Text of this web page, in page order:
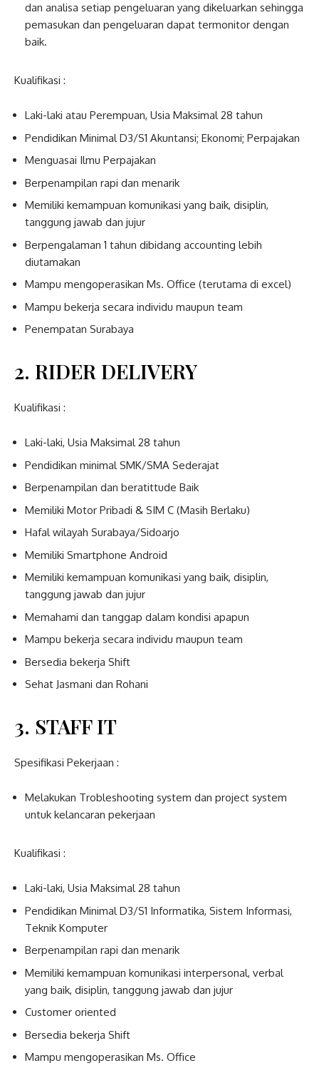
dan analisa setiap pengeluaran yang dikeluarkan sehingga
pemasukan dan pengeluaran dapat termonitor dengan
baik.
Kualifikasi :
Laki-laki atau Perempuan, Usia Maksimal 28 tahun
Pendidikan Minimal D3/S1 Akuntansi; Ekonomi; Perpajakan
Menguasai Ilmu Perpajakan
Berpenampilan rapi dan menarik
Memiliki kemampuan komunikasi yang baik, disiplin,
tanggung jawab dan jujur
Berpengalaman 1 tahun dibidang accounting lebih
diutamakan
Mampu mengoperasikan Ms. Office (terutama di excel)
Mampu bekerja secara individu maupun team
Penempatan Surabaya
2. RIDER DELIVERY
Kualifikasi :
Laki-laki, Usia Maksimal 28 tahun
Pendidikan minimal SMK/SMA Sederajat
Berpenampilan dan beratittude Baik
Memiliki Motor Pribadi & SIM C (Masih Berlaku)
Hafal wilayah Surabaya/Sidoarjo
Memiliki Smartphone Android
Memiliki kemampuan komunikasi yang baik, disiplin,
tanggung jawab dan jujur
Memahami dan tanggap dalam kondisi apapun
Mampu bekerja secara individu maupun team
Bersedia bekerja Shift
Sehat Jasmani dan Rohani
3. STAFF IT
Spesifikasi Pekerjaan :
Melakukan Trobleshooting system dan project system
untuk kelancaran pekerjaan
Kualifikasi :
Laki-laki, Usia Maksimal 28 tahun
Pendidikan Minimal D3/S1 Informatika, Sistem Informasi,
Teknik Komputer
Berpenampilan rapi dan menarik
Memiliki kemampuan komunikasi interpersonal, verbal
yang baik, disiplin, tanggung jawab dan jujur
Customer oriented
Bersedia bekerja Shift
Mampu mengoperasikan Ms. Office